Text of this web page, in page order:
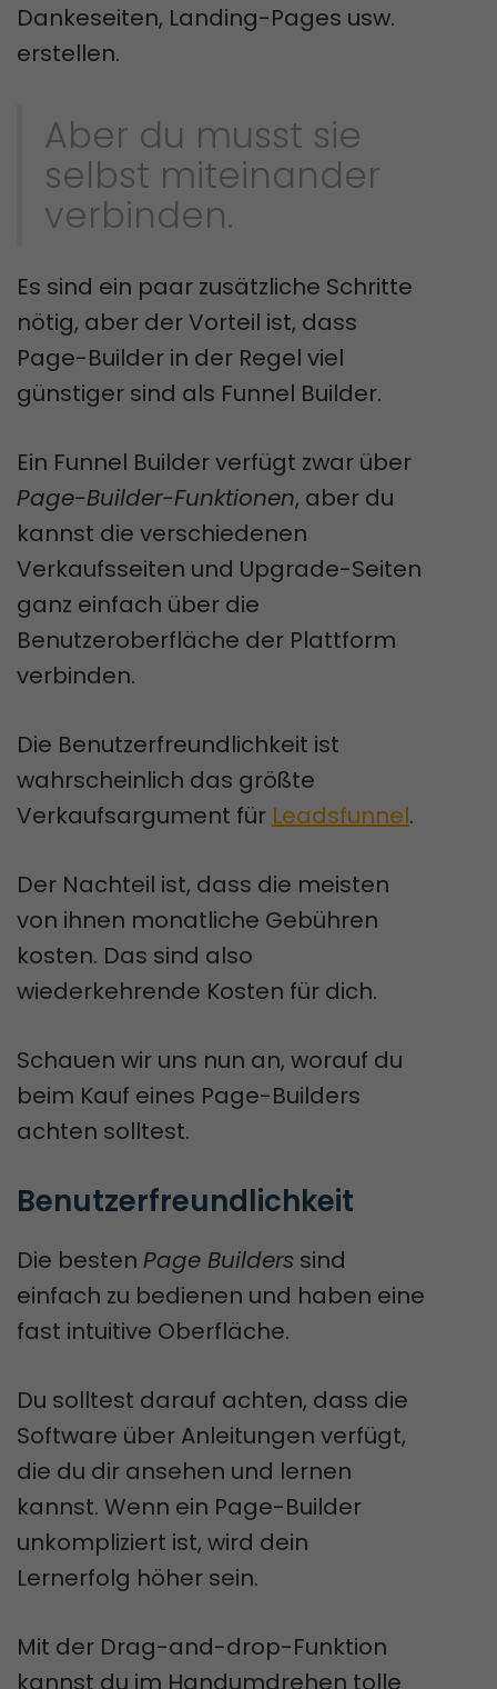
Dankeseiten, Landing-Pages usw.
erstellen.
Aber du musst sie
selbst miteinander
verbinden.
Es sind ein paar zusätzliche Schritte
nötig, aber der Vorteil ist, dass
Page-Builder in der Regel viel
günstiger sind als Funnel Builder.
Ein Funnel Builder verfügt zwar über
Page-Builder-Funktionen, aber du
kannst die verschiedenen
Verkaufsseiten und Upgrade-Seiten
ganz einfach über die
Benutzeroberfläche der Plattform
verbinden.
Die Benutzerfreundlichkeit ist
wahrscheinlich das größte
Verkaufsargument für Leadsfunnel.
Der Nachteil ist, dass die meisten
von ihnen monatliche Gebühren
kosten. Das sind also
wiederkehrende Kosten für dich.
Schauen wir uns nun an, worauf du
beim Kauf eines Page-Builders
achten solltest.
Benutzerfreundlichkeit
Die besten Page Builders sind
einfach zu bedienen und haben eine
fast intuitive Oberfläche.
Du solltest darauf achten, dass die
Software über Anleitungen verfügt,
die du dir ansehen und lernen
kannst. Wenn ein Page-Builder
unkompliziert ist, wird dein
Lernerfolg höher sein.
Mit der Drag-and-drop-Funktion